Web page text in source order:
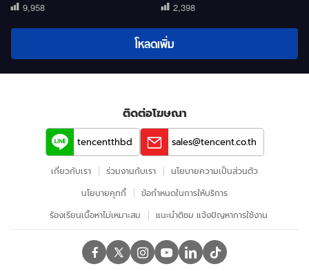
9,958 2,398
โหลดเพิ่ม
ติดต่อโฆษณา
tencentthbd sales@tencent.co.th
เกี่ยวกับเรา ร่วมงานกับเรา
นโยบายความเป็นส่วนตัว
นโยบายคุกกี้
ข้อกําหนดในการให้บริการ
ร้องเรียนเนื้อหาไม่เหมาะสม
แนะนำติชม แจ้งปัญหาการใช้งาน